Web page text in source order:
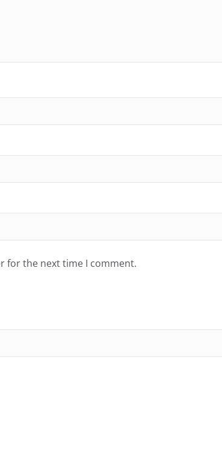
for the next time I comment.